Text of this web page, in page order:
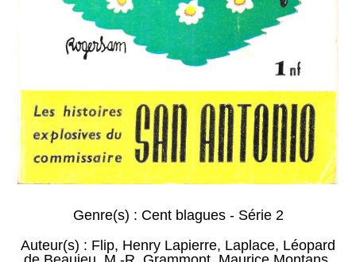
Genre(s) : Cent blagues - Série 2
Auteur(s) : Flip, Henry Lapierre, Laplace, Léopard